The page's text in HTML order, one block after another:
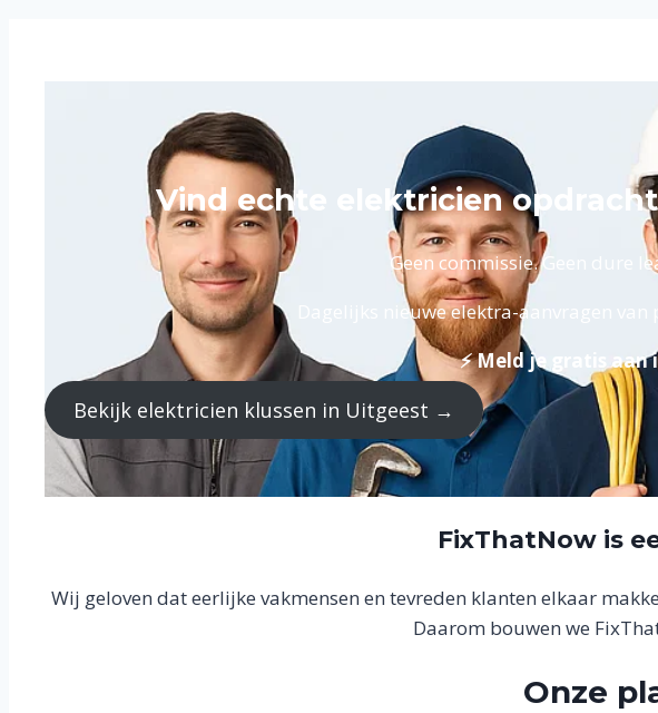
Vind echte elektricien
Geen commissie. Geen dure
Dagelijks nieuwe elektra-aanvragen
⚡ Meld je gratis
Bekijk elektricien klussen in Uitgeest →
FixThatNow is
Wij geloven dat eerlijke vakmensen en tevreden klanten elkaar
Daarom bouwen we
Onze